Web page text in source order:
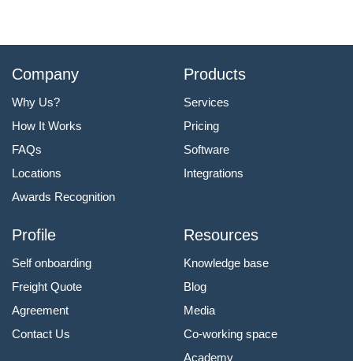
Company
Why Us?
How It Works
FAQs
Locations
Awards Recognition
Products
Services
Pricing
Software
Integrations
Profile
Self onboarding
Freight Quote
Agreement
Contact Us
Resources
Knowledge base
Blog
Media
Co-working space
Academy